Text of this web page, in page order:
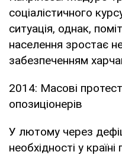
соціалістичного
ситуація, однак,
населення зростає
забезпеченням
2014: Масові
опозиціонерів
У лютому через
необхідності у